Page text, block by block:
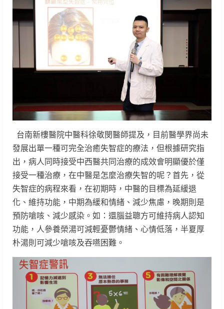
台南新樓醫院中醫科徐敬閔醫師提及，目前醫學界尚未
發展出單一種可完全治癒失智症的療法，但根據研究指
出，病人同時接受中西醫共同治療的成效會明顯優於僅
接受一種治療，在中醫是怎麼治療失智的呢？首先，從
失智症的病程來看，在初期時，中醫的目標為延緩退
化、維持功能，中期為緩和情緒、減少焦慮，晚期則是
預防嗆咳、減少感染。如：還腦益聰方可維持病人認知
功能，人參養榮湯可減輕憂鬱情緒、心情低落，半夏厚
朴湯則可減少嗆咳及吞嚥困難。